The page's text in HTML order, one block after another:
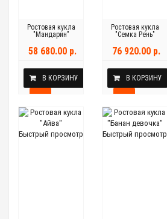
Ростовая кукла
"Мандарин"
58 680.00 р.
В КОРЗИНУ
Ростовая кукла
"Семка Рень"
76 920.00 р.
В КОРЗИНУ
Быстрый просмотр Быстрый просмотр